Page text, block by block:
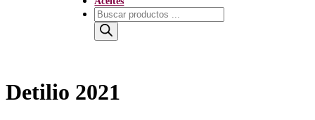
Búsqueda
de
productos
Detilio 2021